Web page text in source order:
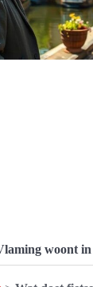
woont in